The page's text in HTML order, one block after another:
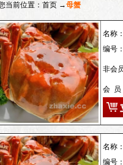
前位置：首页 →母蟹
名称
编号
非会
会 员
名称
编号